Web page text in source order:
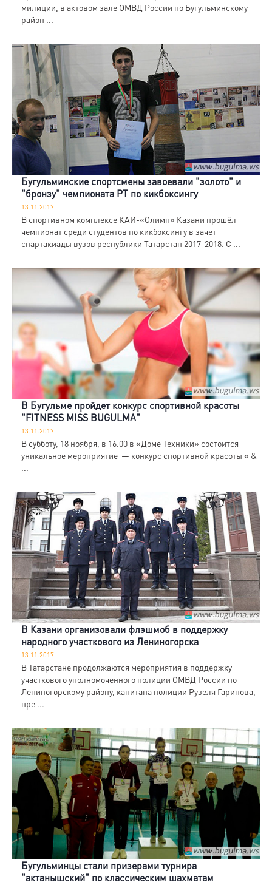
милиции, в актовом зале ОМВД России по Бугульминскому
район ...
Бугульминские спортсмены завоевали "золото" и
"бронзу" чемпионата РТ по кикбоксингу
13.11.2017
В спортивном комплексе КАИ-«Олимп» Казани прошёл
чемпионат среди студентов по кикбоксингу в зачет
спартакиады вузов республики Татарстан 2017-2018. С ...
В Бугульме пройдет конкурс спортивной красоты
"FITNESS MISS BUGULMA"
13.11.2017
В субботу, 18 ноября, в 16.00 в «Доме Техники» состоится
уникальное мероприятие — конкурс спортивной красоты « &
...
В Казани организовали флэшмоб в поддержку
народного участкового из Лениногорска
13.11.2017
В Татарстане продолжаются мероприятия в поддержку
участкового уполномоченного полиции ОМВД России по
Лениногорскому району, капитана полиции Рузеля Гарипова,
пре ...
Бугульминцы стали призерами турнира
"актанышский" по классическим шахматам